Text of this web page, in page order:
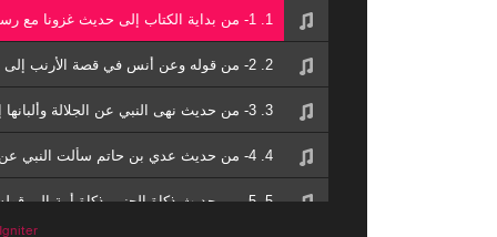
1. 1- من بداية الكتاب إلى حديث غزونا مع رسول الله سبع غزوات
2. 2- من قوله وعن أنس في قصة الأرنب إلى حديث وعن ابن عمر أنه سئل عن القنفذ
3. 3- من حديث نهى النبي عن الجلالة وألبانها إلى حديث إذا أرسلت كلبك فاذكر اسم الله
5. 5- من حديث ذكاة الجنين ذكاة أمة إلى قوله نحرنا مع النبي عام الحديبية